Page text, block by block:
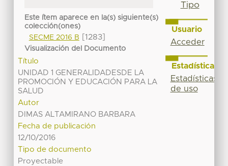
Este ítem aparece en la(s) siguiente(s)
colección(ones)
SECME 2016 B
[1283]
Visualización del Documento
Título
UNIDAD 1 GENERALIDADESDE LA
PROMOCIÓN Y EDUCACIÓN PARA LA
SALUD
Autor
DIMAS ALTAMIRANO BARBARA
Fecha de publicación
12/10/2016
Tipo de documento
Proyectable
Tipo
Usuario
Acceder
Estadísticas
Estadísticas
de uso